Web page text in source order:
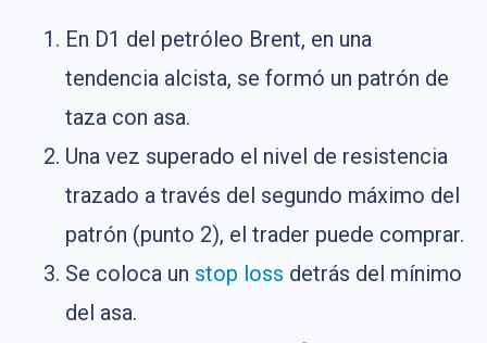
En D1 del petróleo Brent, en una
tendencia alcista, se formó un patrón de
taza con asa.
Una vez superado el nivel de resistencia
trazado a través del segundo máximo del
patrón (punto 2), el trader puede comprar.
Se coloca un stop loss detrás del mínimo
del asa.